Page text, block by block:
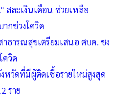
สละเงินเดือน ช่วยเหลือ
กช่วงโควิด
าธารณสุขเตรียมเสนอ ศบค. ชง
ควิด
หวัดที่มีผู้ติดเชื้อรายใหม่สูงสุด
ราย